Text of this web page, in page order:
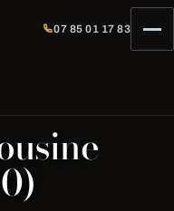
07 85 01 17 83